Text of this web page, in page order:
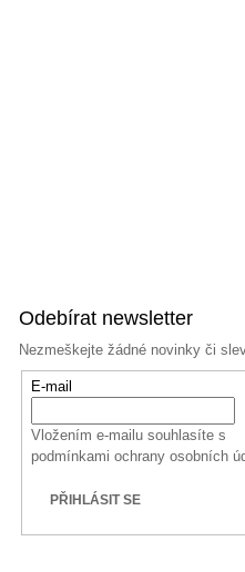
Odebírat newsletter
Nezmeškejte žádné novinky či
E-mail
Vložením e-mailu souhlasíte s
podmínkami ochrany osobních
PŘIHLÁSIT SE